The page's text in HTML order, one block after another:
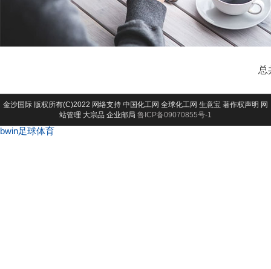
总
金沙国际 版权所有(C)2022 网络支持 中国化工网 全球化工网 生意宝 著作权声明 网
站管理 大宗品 企业邮局 鲁ICP备09070855号-1
bwin足球体育